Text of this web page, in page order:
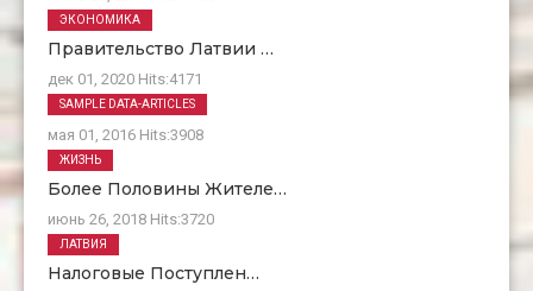
Правительство Латвии …
дек 01, 2020 Hits:4171
ЭКОНОМИКА
О Нас
мая 01, 2016 Hits:3908
SAMPLE DATA-ARTICLES
Более Половины Жителе…
июнь 26, 2018 Hits:3720
ЖИЗНЬ
Налоговые Поступлен…
ЛАТВИЯ